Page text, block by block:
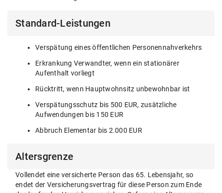
Standard-Leistungen
Verspätung eines öffentlichen Personennahverkehrs
Erkrankung Verwandter, wenn ein stationärer
Aufenthalt vorliegt
Rücktritt, wenn Hauptwohnsitz unbewohnbar ist
Verspätungsschutz bis 500 EUR, zusätzliche
Aufwendungen bis 150 EUR
Abbruch Elementar bis 2.000 EUR
Altersgrenze
Vollendet eine versicherte Person das 65. Lebensjahr, so
endet der Versicherungsvertrag für diese Person zum Ende